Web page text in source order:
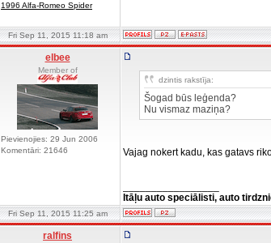
1996 Alfa-Romeo Spider
Fri Sep 11, 2015 11:18 am
elbee
Member of
Pievienojies: 29 Jun 2006
Komentāri: 21646
dzintis rakstīja:
Šogad būs leģenda?
Nu vismaz maziņa?
Vajag nokert kadu, kas gatavs
Itāļu auto speciālisti, auto
Fri Sep 11, 2015 11:25 am
ralfins